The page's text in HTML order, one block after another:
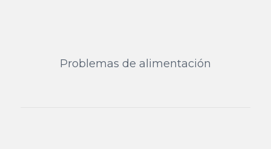
Problemas de alimentación